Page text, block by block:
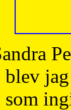
blev
som